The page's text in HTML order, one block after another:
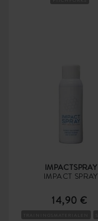
IMPACTSPRAY
IMPACT SPRAY
14,90 €